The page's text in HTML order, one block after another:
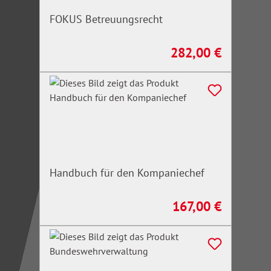
FOKUS Betreuungsrecht
Regulärer Preis:
282,00 €
Handbuch für den Kompaniechef
Regulärer Preis:
167,00 €